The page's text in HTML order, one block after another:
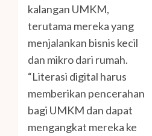
kalangan UMKM,
terutama mereka yang
menjalankan bisnis kecil
dan mikro dari rumah.
“Literasi digital harus
memberikan pencerahan
bagi UMKM dan dapat
mengangkat mereka ke